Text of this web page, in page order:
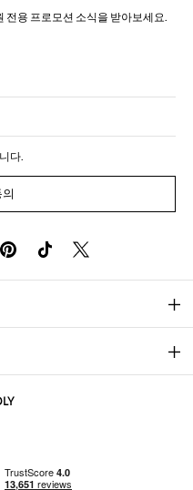
전용 프로모션 소식을 받아보세요.
다.